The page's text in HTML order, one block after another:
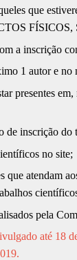
que
a inscrição
1 autor e no
presentes
de inscrição do
no site;
que atendam
pela
até 18
.